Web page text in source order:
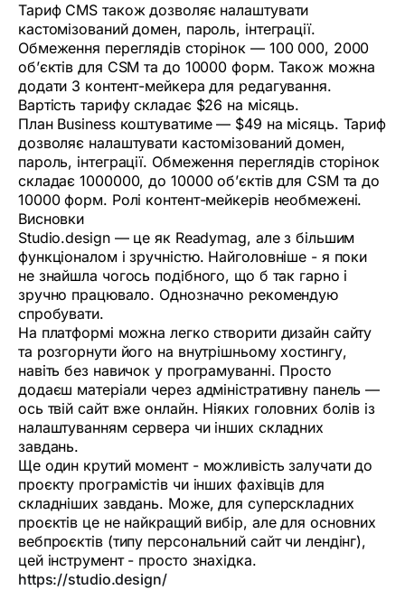
Тариф CMS також дозволяє налаштувати
кастомізований домен, пароль, інтеграції.
Обмеження переглядів сторінок — 100 000, 2000
об’єктів для CSM та до 10000 форм. Також можна
додати 3 контент-мейкера для редагування.
Вартість тарифу складає $26 на місяць.
План Business коштуватиме — $49 на місяць. Тариф
дозволяє налаштувати кастомізований домен,
пароль, інтеграції. Обмеження переглядів сторінок
складає 1000000, до 10000 об’єктів для CSM та до
10000 форм. Ролі контент-мейкерів необмежені.
Висновки
Studio.design — це як Readymag, але з більшим
функціоналом і зручністю. Найголовніше - я поки
не знайшла чогось подібного, що б так гарно і
зручно працювало. Однозначно рекомендую
спробувати.
На платформі можна легко створити дизайн сайту
та розгорнути його на внутрішньому хостингу,
навіть без навичок у програмуванні. Просто
додаєш матеріали через адміністративну панель —
ось твій сайт вже онлайн. Ніяких головних болів із
налаштуванням сервера чи інших складних
завдань.
Ще один крутий момент - можливість залучати до
проєкту програмістів чи інших фахівців для
складніших завдань. Може, для суперскладних
проєктів це не найкращий вибір, але для основних
вебпроєктів (типу персональний сайт чи лендінг),
цей інструмент - просто знахідка.
https://studio.design/